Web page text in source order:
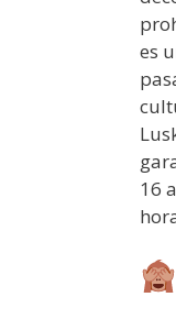
es
16